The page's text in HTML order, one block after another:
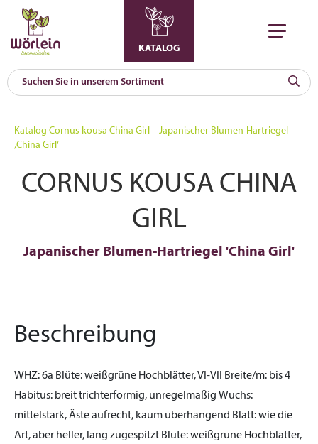
KATALOG
Katalog Cornus kousa China Girl – Japanischer Blumen-Hartriegel
‚China Girl‘
CORNUS KOUSA CHINA
GIRL
Japanischer Blumen-Hartriegel 'China Girl'
Beschreibung
WHZ:6a Blüte:weißgrüne Hochblätter, VI-VII Breite/m: bis 4
Habitus: breit trichterförmig, unregelmäßig Wuchs:
mittelstark, Äste aufrecht, kaum überhängend Blatt:wie die
Art, aber heller, lang zugespitzt Blüte:weißgrüne Hochblätter,